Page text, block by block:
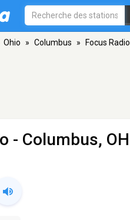
Ohio » Columbus » Focus Radio
- Columbus, OH